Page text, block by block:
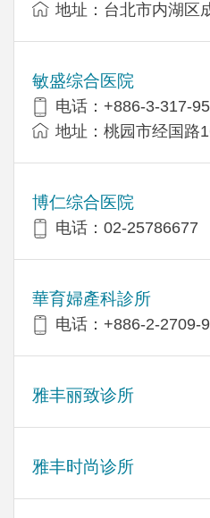
地址：台北市内湖区
敏盛综合医院
电话：+886-3-317-
地址：桃园市经国路
博仁综合医院
电话：02-25786677
華育婦產科診所
电话：+886-2-2709-
雅丰丽致诊所
雅丰时尚诊所